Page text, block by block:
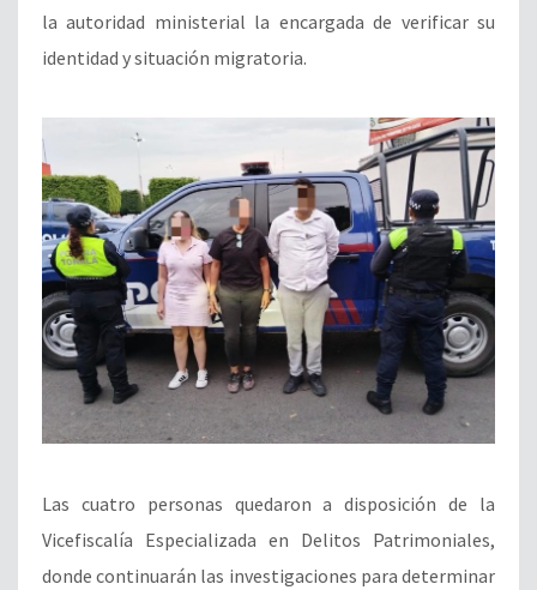
la autoridad ministerial la encargada de verificar su
identidad y situación migratoria.
Las cuatro personas quedaron a disposición de la
Vicefiscalía Especializada en Delitos Patrimoniales,
donde continuarán las investigaciones para determinar